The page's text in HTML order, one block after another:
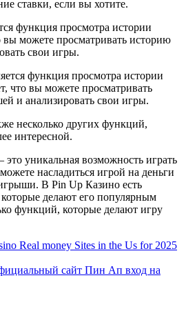
ставки, если вы хотите.
функция просмотра истории
вы можете просматривать историю
свои игры.
функция просмотра истории
что вы можете просматривать
и анализировать свои игры.
несколько других функций,
интересной.
уникальная возможность играть
насладиться игрой на деньги
В Pin Up Казино есть
делают его популярным
функций, которые делают игру
Real money Sites in the Us for 2025
сайт Пин Ап вход на